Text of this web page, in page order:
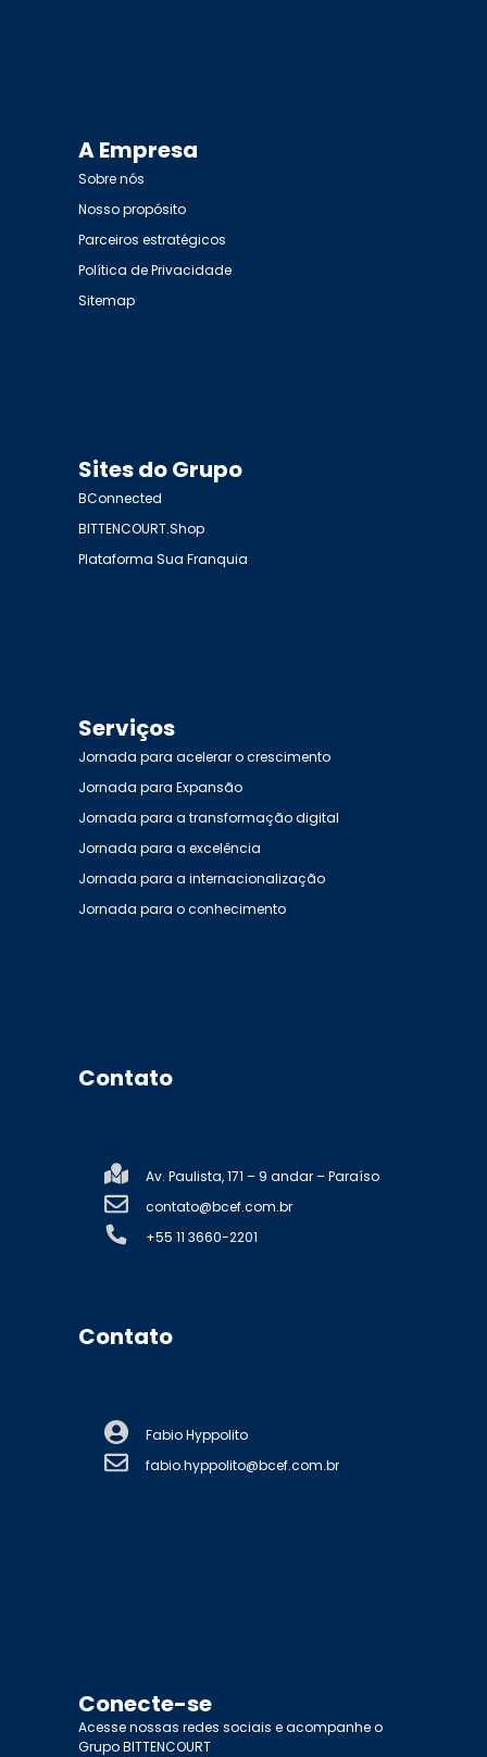
A Empresa
Sobre nós
Nosso propósito
Parceiros estratégicos
Política de Privacidade
Sitemap
Sites do Grupo
BConnected
BITTENCOURT.Shop
Plataforma Sua Franquia
Serviços
Jornada para acelerar o crescimento
Jornada para Expansão
Jornada para a transformação digital
Jornada para a excelência
Jornada para a internacionalização
Jornada para o conhecimento
Contato
Av. Paulista, 171 – 9 andar – Paraíso
contato@bcef.com.br
+55 11 3660-2201
Contato
Fabio Hyppolito
fabio.hyppolito@bcef.com.br
Conecte-se
Acesse nossas redes sociais e acompanhe o
Grupo BITTENCOURT